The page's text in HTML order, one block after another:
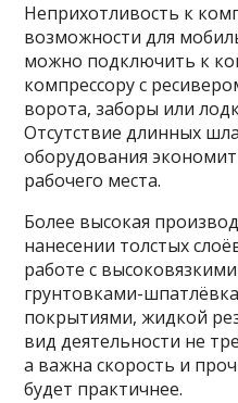
Неприхотливость к
возможности для
можно подключить к
компрессору с
ворота, заборы или
Отсутствие длинных
оборудования
рабочего места.
Более высокая
нанесении толстых
работе с
грунтовками-
покрытиями, жидкой
вид деятельности не
а важна скорость и
будет практичнее.